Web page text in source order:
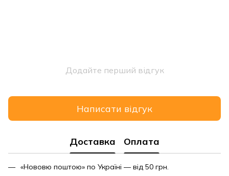
Додайте перший відгук
Написати відгук
Доставка Оплата
«Нововю поштою» по Україні — від 50 грн.